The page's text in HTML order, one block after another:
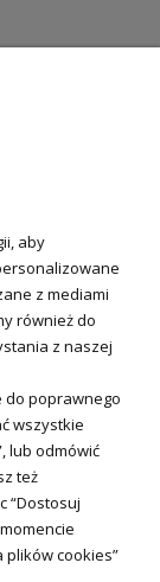
aby
z mediami
również do
z naszej
do poprawnego
wszystkie
lub odmówić
też
“Dostosuj
plików cookies”